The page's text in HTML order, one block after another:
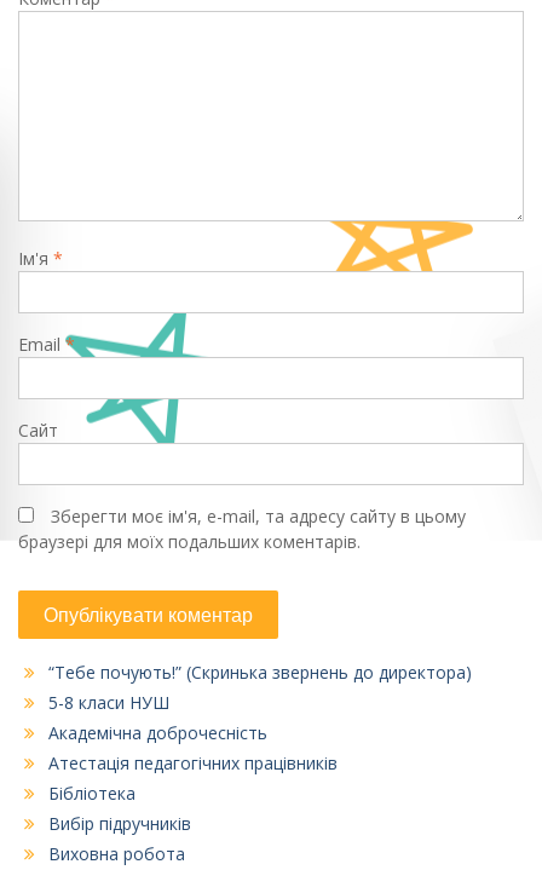
Ім'я *
Email *
Сайт
Зберегти моє ім'я, e-mail, та адресу сайту в цьому
браузері для моїх подальших коментарів.
“Тебе почують!” (Скринька звернень до директора)
5-8 класи НУШ
Академічна доброчесність
Атестація педагогічних працівників
Бібліотека
Вибір підручників
Виховна робота